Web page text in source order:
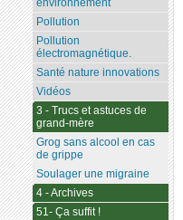
environnement
Pollution
Pollution
électromagnétique.
Santé nature innovations
Vidéos
3 - Trucs et astuces de
grand-mère
Grog sans alcool en cas
de grippe
Soulager une migraine
4 - Archives
51- Ça suffit !